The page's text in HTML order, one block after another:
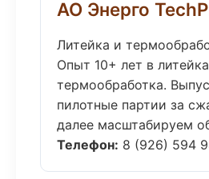
АО Энерго
Литейка и
Опыт 10+ лет в
термообработка.
пилотные партии за
далее масштабируем
Телефон: 8 (926) 594